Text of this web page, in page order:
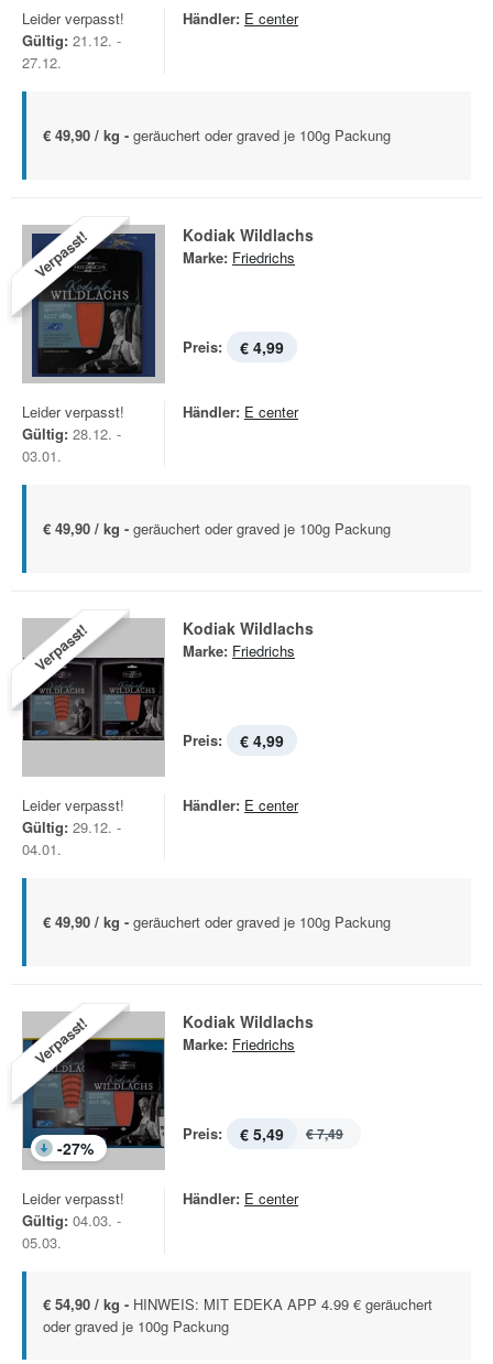
Leider verpasst!
Gültig: 21.12. -
27.12.
Händler: E center
€ 49,90 / kg - geräuchert oder graved je 100g Packung
Verpasst! Kodiak Wildlachs
Marke: Friedrichs
Preis: € 4,99
Leider verpasst!
Gültig: 28.12. -
03.01.
Händler: E center
€ 49,90 / kg - geräuchert oder graved je 100g Packung
Verpasst! Kodiak Wildlachs
Marke: Friedrichs
Preis: € 4,99
Leider verpasst!
Gültig: 29.12. -
04.01.
Händler: E center
€ 49,90 / kg - geräuchert oder graved je 100g Packung
Verpasst!
-27%
Kodiak Wildlachs
Marke: Friedrichs
Preis: € 5,49 € 7,49
Leider verpasst!
Gültig: 04.03. -
05.03.
Händler: E center
€ 54,90 / kg - HINWEIS: MIT EDEKA APP 4.99 € geräuchert
oder graved je 100g Packung